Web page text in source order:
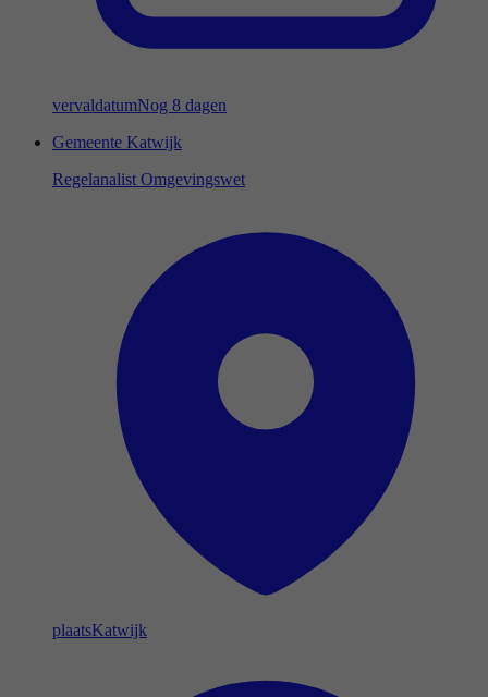
vervaldatumNog 8 dagen
Gemeente Katwijk
Regelanalist Omgevingswet
plaatsKatwijk